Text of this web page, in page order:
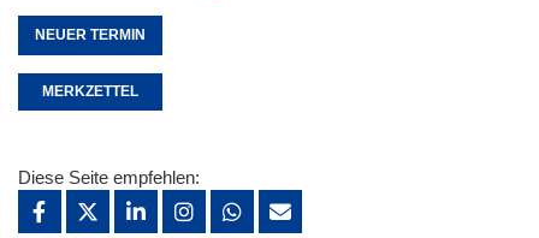
NEUER TERMIN
MERKZETTEL
Diese Seite empfehlen: